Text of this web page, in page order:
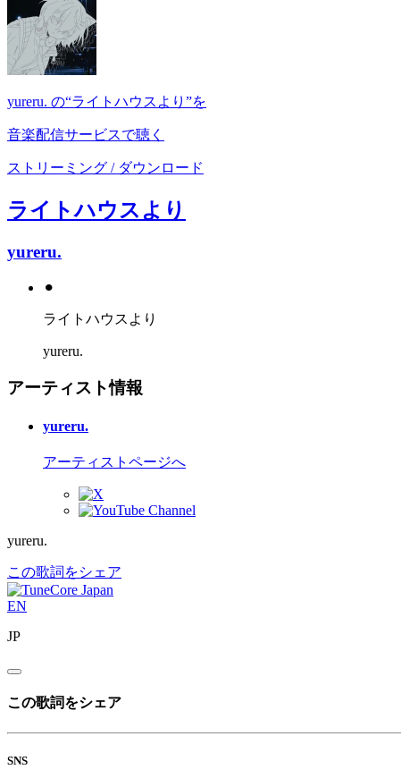
yureru. の“ライトハウスより”を
音楽配信サービスで聴く
ストリーミング / ダウンロード
ライトハウスより
yureru.
⚫︎
ライトハウスより
yureru.
アーティスト情報
yureru.
アーティストページへ
yureru.
この歌詞をシェア
EN
JP
この歌詞をシェア
SNS